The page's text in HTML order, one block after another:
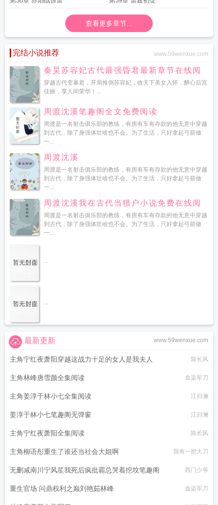
查看更多章节...
完结小说推荐 www.59wenxue.com
秦昊苏容妃古代最强昏君最新章节在线阅
读
穿越古代变暴君，开局推倒苏容妃，收天下美女入怀，醉心后宫
佳丽，享人间荣华！...
周渡沈溪笔趣阁全文免费阅读
周渡是一名射击俱乐部的教练，有房有车有存款的他无意中穿越
到古代，除了身强体壮啥也不会。为了生活，只好拿起弓箭做
一...
周渡沈溪
周渡是一名射击俱乐部的教练，有房有车有存款的他无意中穿越
到古代，除了身强体壮啥也不会。为了生活，只好拿起弓箭做
一...
周渡沈溪我在古代当猎户小说免费在线阅
读
周渡是一名射击俱乐部的教练，有房有车有存款的他无意中穿越
到古代，除了身强体壮啥也不会。为了生活，只好拿起弓箭做
一...
...
...
www.59wenxue.com
最新更新
主角宁红夜萧阳穿越这战力十足的女人是我夫人 陈长风
主角林峰唐雪颜全集阅读 血染军刀
主角姜淳于林小七全集阅读 江归澜
姜淳于林小七笔趣阁无弹窗 江归澜
主角宁红夜萧阳全集阅读 陈长风
主角柳语彤重生了谁还当社会大姐啊 我有一把大刀
无删减南川宁风笙我死后疯批霸总哭着挖坟笔趣阁 西门少爷
重生官场:问鼎权利之巅刘艳茹林峰 血染军刀